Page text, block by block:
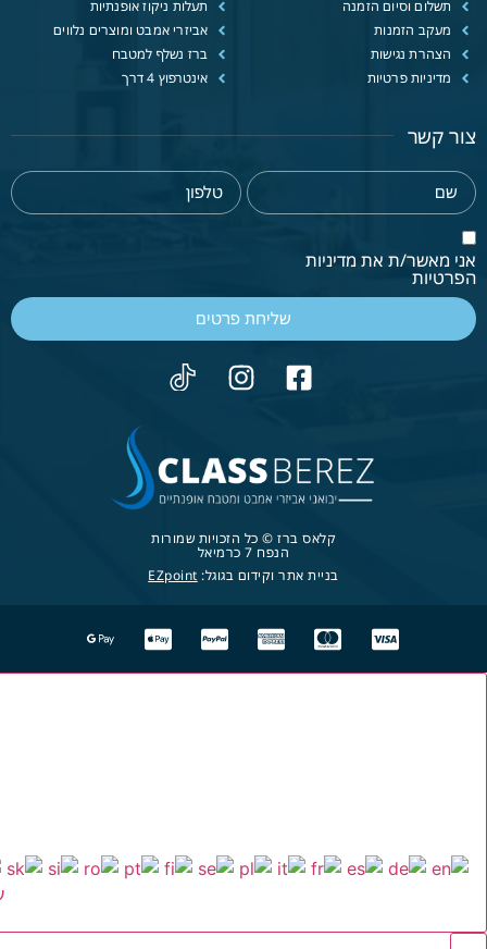
תשלום וסיום הזמנה
מעקב הזמנות
הצהרת נגישות
מדיניות פרטיות
תעלות ניקוז אופנתיות
אביזרי אמבט ומוצרים נלווים
ברז נשלף למטבח
אינטרפוץ 4 דרך
צור קשר
אני מאשר/ת את מדיניות
הפרטיות
שליחת פרטים
קלאס ברז © כל הזכויות שמורות
הנפח 7 כרמיאל
בניית אתר וקידום בגוגל: EZpoint